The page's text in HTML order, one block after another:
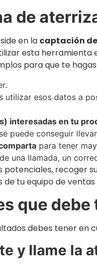
de
en la captación
esta herramienta
para que te
utilizar esos datos a
interesadas en tu
puede conseguir
para tener
una llamada, un
recoger
tu equipo de
que debe
debes tener en
y llame la